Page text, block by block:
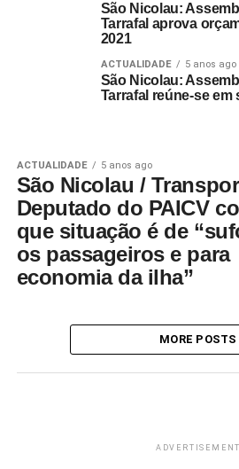
São Nicolau:
Tarrafal aprova
2021
ACTUALIDADE 5 anos ago
São Nicolau:
Tarrafal reúne-se
ACTUALIDADE 5 anos ago
São Nicolau /
Deputado do PAICV
que situação é de
os passageiros e para
economia da ilha”
MORE POSTS
ADVERTISEMENT